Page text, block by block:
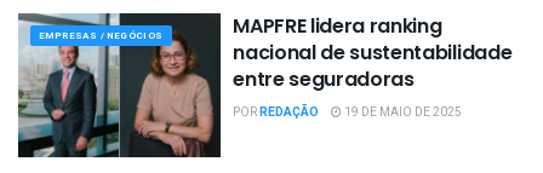
EMPRESAS / NEGÓCIOS
MAPFRE lidera ranking
nacional de sustentabilidade
entre seguradoras
PORREDAÇÃO 19 DE MAIO DE 2025